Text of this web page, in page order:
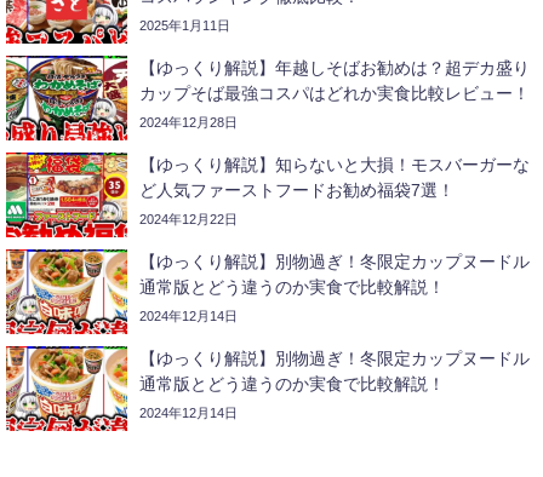
2025年1月11日
【ゆっくり解説】年越しそばお勧めは？超デカ盛り
カップそば最強コスパはどれか実食比較レビュー！
2024年12月28日
【ゆっくり解説】知らないと大損！モスバーガーな
ど人気ファーストフードお勧め福袋7選！
2024年12月22日
【ゆっくり解説】別物過ぎ！冬限定カップヌードル
通常版とどう違うのか実食で比較解説！
2024年12月14日
【ゆっくり解説】別物過ぎ！冬限定カップヌードル
通常版とどう違うのか実食で比較解説！
2024年12月14日